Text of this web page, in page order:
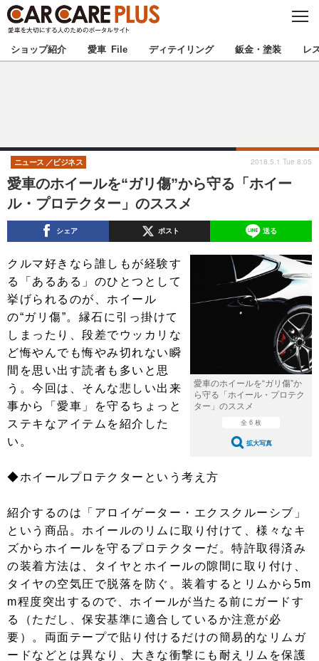
C
S
E
★カーケアプラス認定★ 厳選プロショップを地域から探す
甲信越 北陸
東海 関西
中国 四国
九州
注目の記事
ショップレポート
自動車豆知識 ストップ！不具合修理＆粗悪修理
鈑金・塗装
ディテイリング
ディテイリング
ヘッドライト磨き コーティング
フィルム・ラッピング
鈑金・塗装
小キズ直し 防錆
特集記事
ストップ 不具合修理＆粗悪修理
カーメーカー「旧車」関連プロジェ
クト
ショップ紹介
プロショップ検索
レストア
カーメーカー「旧車」関連プロジ
ェクト
イベント
ショップ紹介 愛車 File ディテイリング 鈑金・塗装 レ
愛車のホイールを“ガリ傷”から守る「ホイー
ル・プロテクター」のススメ
ニュース ビジネス 2018.5.1 Tue 8:05
シェア ポスト 送る
愛車のホイールを“ガリ傷”か
ら守る「ホイール・プロテク
ター」のススメ
全 6 枚
拡大写真
クルマ好きなら誰しもが経験す
る「あるある」のひとつとして
挙げられるのが、ホイール
の“ガリ傷”。縁石に引っ掛けて
しまったり、段差でウッカリな
ど悔やんでも悔やみ切れない瞬
間を思い出す読者も多いと思
う。今回は、そんな悲しい出来
事から「愛車」を守るちょっと
ステキなアイテムを紹介した
い。
◆ホイールプロテクターという考え方
紹介するのは「アロイゲーター・エクスクルーシブ」
という商品。ホイールのリムに取り付けて、様々なキ
ズからホイールを守るプロテクターだ。特許取得済み
の装着方法は、タイヤとホイールの隙間に取り付け、
タイヤの空気圧で脱落を防ぐ。装着するとリムから5m
m程度突出するので、ホイールが当たる前にガードす
る（ただし、保安基準に適合しているか注意が必
要）。両面テープで貼り付けるだけの簡易的なリムガ
ードなどとは異なり、大きな衝撃にも耐えリムを保護